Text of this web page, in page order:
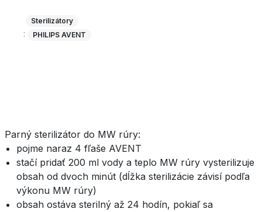
Sterilizátory
: PHILIPS AVENT
Parný sterilizátor do MW rúry:
pojme naraz 4 fľaše AVENT
stačí pridať 200 ml vody a teplo MW rúry vysterilizuje
obsah od dvoch minút (dĺžka sterilizácie závisí podľa
výkonu MW rúry)
obsah ostáva sterilný až 24 hodín, pokiaľ sa